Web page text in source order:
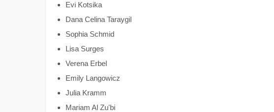
Evi Kotsika
Dana Celina Taraygil
Sophia Schmid
Lisa Surges
Verena Erbel
Emily Langowicz
Julia Kramm
Mariam Al Zu'bi